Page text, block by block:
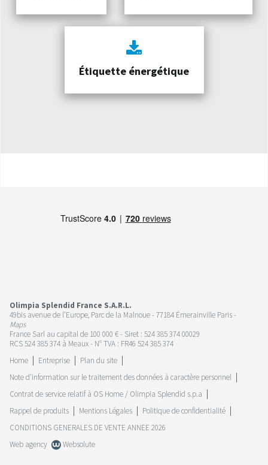
Étiquette énergétique
Olimpia Splendid France S.A.R.L.
49bis avenue de l’Europe, Parc de la Malnoue - 77184 Émerainville Paris -
Maps
France Sarl au capital de 100 000 € - Siret : 524 385 374 00029
RCS 524 385 374 à Meaux - N° TVA : FR46 524 385 374
Home
Entreprise
Plan du site
Note d'information sur le traitement des données à caractère personnel
Contrat de service relatif à OS Home / Olimpia Splendid s.p.a
Rappel de produits
Mentions Légales
Politique de confidentialité
CONDITIONS GENERALES DE VENTE ANNEE 2026
Web agency
Websolute